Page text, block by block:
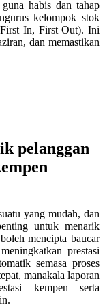
habis dan tahap
kelompok stok
In, First Out). Ini
dan memastikan
pelanggan
yang mudah, dan
untuk menarik
mencipta baucar
prestasi
semasa proses
manakala laporan
kempen serta